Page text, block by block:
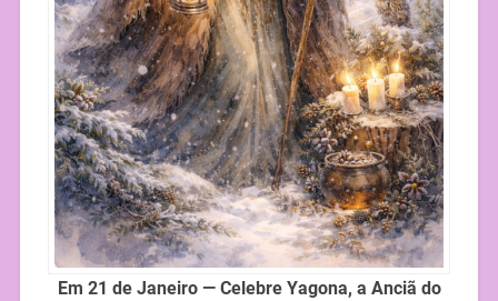
Em 21 de Janeiro — Celebre Yagona, a Anciã do